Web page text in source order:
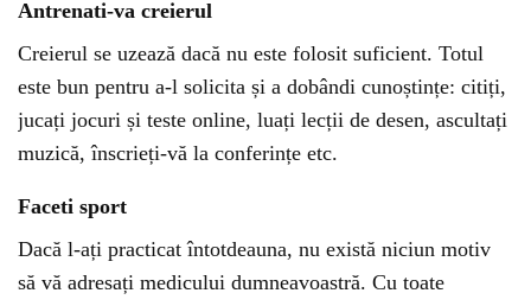
Antrenati-va creierul
Creierul se uzează dacă nu este folosit suficient. Totul
este bun pentru a-l solicita și a dobândi cunoștințe: citiți,
jucați jocuri și teste online, luați lecții de desen, ascultați
muzică, înscrieți-vă la conferințe etc.
Faceti sport
Dacă l-ați practicat întotdeauna, nu există niciun motiv
să vă adresați medicului dumneavoastră. Cu toate